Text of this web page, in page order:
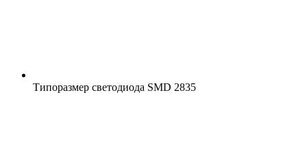
Типоразмер светодиода SMD 2835